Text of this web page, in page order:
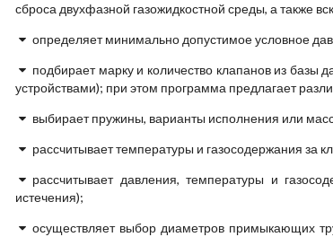
сброса двухфазной газожидкостной среды, а также
определяет минимально допустимое условное
подбирает марку и количество клапанов из
устройствами); при этом программа предлагает
выбирает пружины, варианты исполнения или
рассчитывает температуры и газосодержания за
рассчитывает давления, температуры и
истечения);
осуществляет выбор диаметров примыкающих